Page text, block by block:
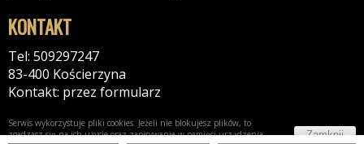
KONTAKT
Tel: 509297247
83-400 Kościerzyna
Kontakt: przez formularz
Serwis wykorzystuje pliki cookies. Jeżeli nie blokujesz plików, to
zgadzasz się na ich użycie oraz zapisywanie w pamięci urządzenia.
Zamknij